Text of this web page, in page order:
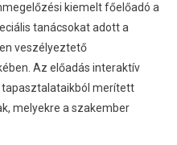
kiemelt főelőadó a
tanácsokat adott a
veszélyeztető
Az előadás interaktív
merített
melyekre a szakember